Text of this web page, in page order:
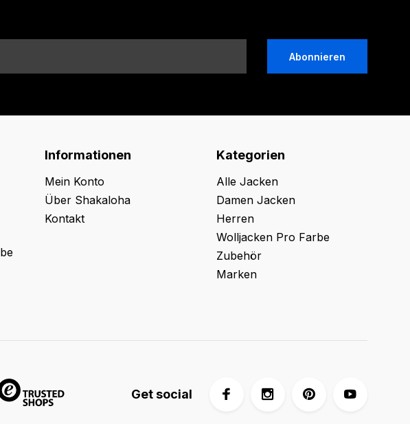
Abonnieren
Informationen
Mein Konto
Über Shakaloha
Kontakt
Kategorien
Alle Jacken
Damen Jacken
Herren
Wolljacken Pro Farbe
Zubehör
Marken
Get social